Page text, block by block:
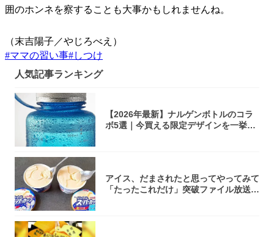
囲のホンネを察することも大事かもしれませんね。
（末吉陽子／やじろべえ）
#ママの習い事#しつけ
人気記事ランキング
【2026年最新】ナルゲンボトルのコラ
ボ5選｜今買える限定デザインを一挙紹
アイス、だまされたと思ってやってみて
「たったこれだけ」突破ファイル放送で